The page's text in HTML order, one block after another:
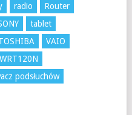
radio
Router
tablet
VAIO
WRT120N
podsłuchów